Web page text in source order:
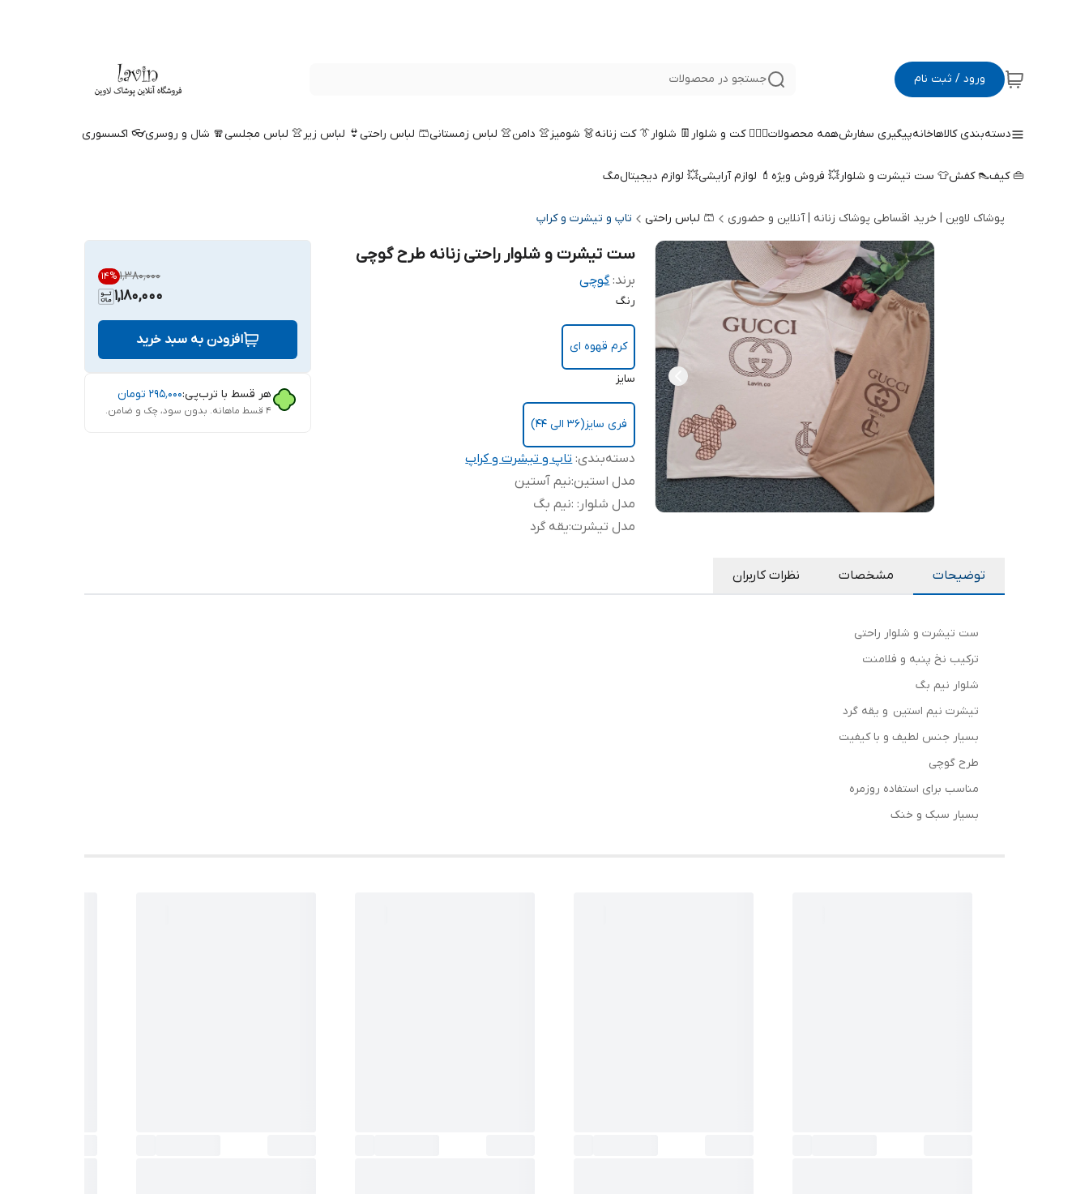
ورود / ثبت نام جستجو در محصولات
دسته‌بندی کالاهاخانهپیگیری سفارشهمه محصولات🤵🏻‍♀️ کت و شلوار 👖 شلوار👔 کت زنانه👗 شومیز👚 دامن👚 لباس زمستانی🩳 لباس راحتی👙 لباس زیر👚 لباس مجلسی🧣 شال و روسری👓 اکسسوری
👜 کیف👠 کفش👕 ست تیشرت و شلوار💥 فروش ویژه 💄 لوازم آرایشی💥 لوازم دیجیتالمگ
پوشاک لاوین | خرید اقساطی پوشاک زنانه | آنلاین و حضوری 🩳 لباس راحتی تاپ و تیشرت و کراپ
ست تیشرت و شلوار راحتی زنانه طرح گوچی
برند: گوچی
رنگ
کرم قهوه ای
سایز
فری سایز(36 الی 44)
دسته‌بندی:تاپ و تیشرت و کراپ
مدل استین:نیم آستین
مدل شلوار: :نیم بگ
مدل تیشرت:یقه گرد
۱٬۳۸۰٬۰۰۰ 14%
1,180,000
افزودن به سبد خرید
هر قسط با ترب‌پی:۲۹۵٬۰۰۰ تومان
۴ قسط ماهانه. بدون سود، چک و ضامن.
توضیحات مشخصات نظرات کاربران
ست تیشرت و شلوار راحتی
ترکیب نخ پنبه و فلامنت
شلوار نیم بگ
تیشرت نیم استین و یقه گرد
بسیار جنس لطیف و با کیفیت
طرح گوچی
مناسب برای استفاده روزمره
بسیار سبک و خنک